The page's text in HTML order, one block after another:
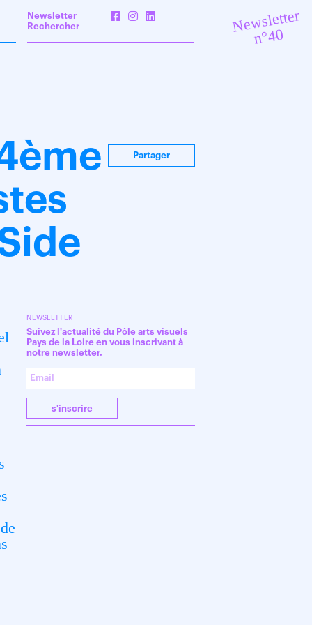
Newsletter
n°40
Newsletter
Rechercher
Partager
NEWSLETTER
Suivez l'actualité du Pôle arts visuels
Pays de la Loire en vous inscrivant à
notre newsletter.
s'inscrire